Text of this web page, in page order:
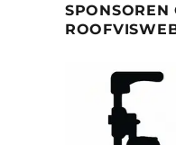
SPONSOREN